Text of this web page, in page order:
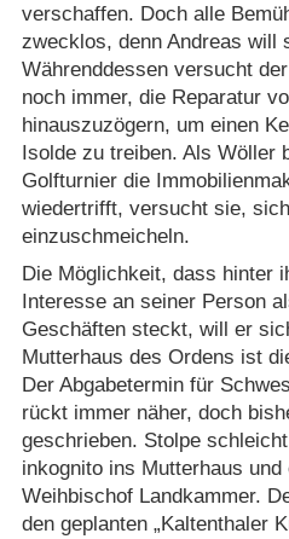
verschaffen. Doch alle
zwecklos, denn Andreas will
Währenddessen versucht
noch immer, die Reparatur
hinauszuzögern, um einen
Isolde zu treiben. Als Wöller
Golfturnier die
wiedertrifft, versucht sie,
einzuschmeicheln.
Die Möglichkeit, dass hinter
Interesse an seiner Person
Geschäften steckt, will er
Mutterhaus des Ordens ist
Der Abgabetermin für
rückt immer näher, doch
geschrieben. Stolpe
inkognito ins Mutterhaus
Weihbischof Landkammer.
den geplanten „Kaltenthaler